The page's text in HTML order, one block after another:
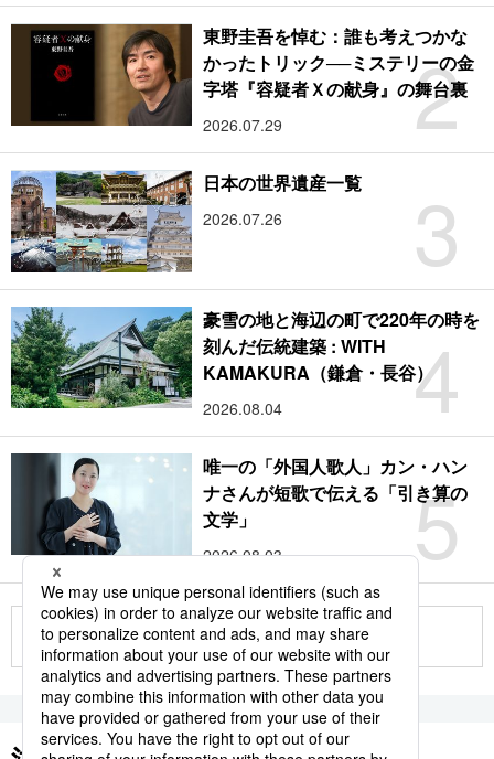
2
東野圭吾を悼む：誰も考えつかな
かったトリック──ミステリーの金
字塔『容疑者Ｘの献身』の舞台裏
2026.07.29
3
日本の世界遺産一覧
2026.07.26
4
豪雪の地と海辺の町で220年の時を
刻んだ伝統建築 : WITH
KAMAKURA（鎌倉・長谷）
2026.08.04
5
唯一の「外国人歌人」カン・ハン
ナさんが短歌で伝える「引き算の
文学」
2026.08.03
もっと見る